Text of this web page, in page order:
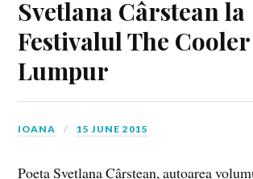
Svetlana Cârstean la
Festivalul The Cooler
Lumpur
IOANA 15 JUNE 2015
Poeta Svetlana Cârstean, autoarea